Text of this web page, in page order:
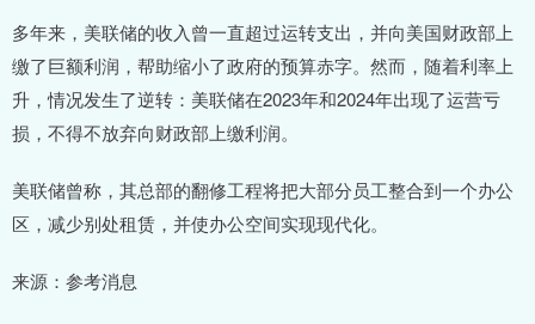
多年来，美联储的收入曾一直超过运转支出，并向美国财政部上
缴了巨额利润，帮助缩小了政府的预算赤字。然而，随着利率上
升，情况发生了逆转：美联储在2023年和2024年出现了运营亏
损，不得不放弃向财政部上缴利润。
美联储曾称，其总部的翻修工程将把大部分员工整合到一个办公
区，减少别处租赁，并使办公空间实现现代化。
来源：参考消息